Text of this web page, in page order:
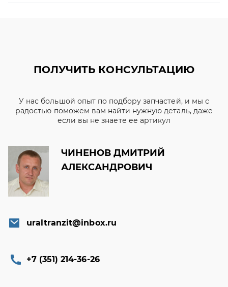
ПОЛУЧИТЬ КОНСУЛЬТАЦИЮ
У нас большой опыт по подбору запчастей, и мы с
радостью поможем вам найти нужную деталь, даже
если вы не знаете ее артикул
ЧИНЕНОВ ДМИТРИЙ
АЛЕКСАНДРОВИЧ
uraltranzit@inbox.ru
+7 (351) 214-36-26